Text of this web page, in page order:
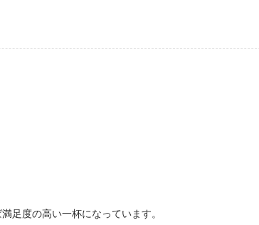
足度の高い一杯になっています。